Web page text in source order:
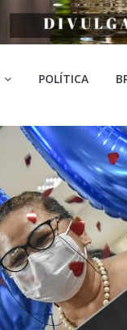
POLÍTICA